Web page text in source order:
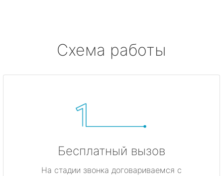
Схема работы
Бесплатный вызов
На стадии звонка договариваемся с